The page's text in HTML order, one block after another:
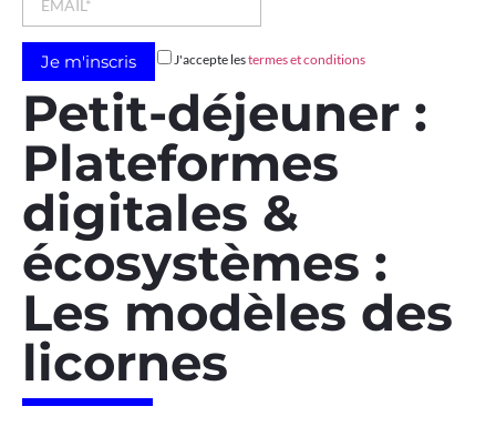
J'accepte lestermes et conditions
Petit-déjeuner :
Plateformes
digitales &
écosystèmes :
Les modèles des
licornes